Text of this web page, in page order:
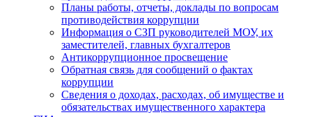
Планы работы, отчеты, доклады по вопросам
противодействия коррупции
Информация о СЗП руководителей МОУ, их
заместителей, главных бухгалтеров
Антикоррупционное просвещение
Обратная связь для сообщений о фактах
коррупции
Сведения о доходах, расходах, об имуществе и
обязательствах имущественного характера